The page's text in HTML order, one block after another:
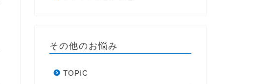
その他のお悩み
TOPIC